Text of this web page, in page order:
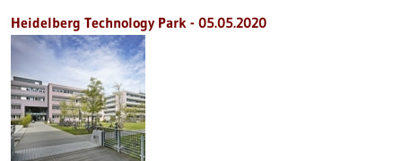
Heidelberg Technology Park - 05.05.2020